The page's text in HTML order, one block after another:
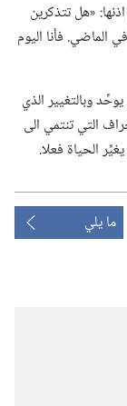
«هل تتذكرين
الماضي.‏ فأنا اليوم
وبالتغيير الذي
التي تنتمي الى
الحياة فعلا.‏
ما يلي